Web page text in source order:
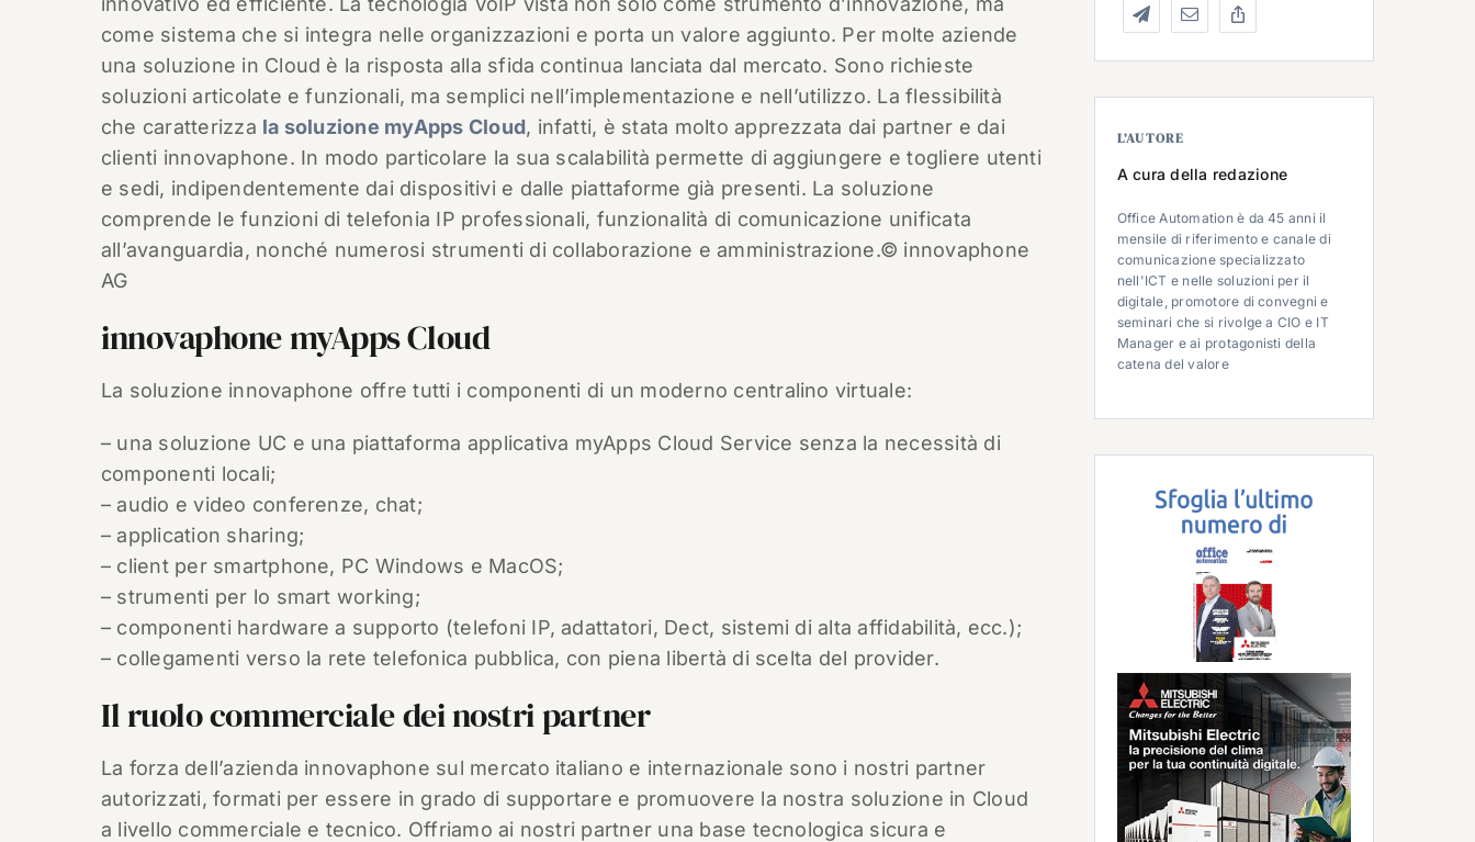
come sistema che si integra nelle organizzazioni e porta un valore aggiunto. Per molte aziende
una soluzione in Cloud è la risposta alla sfida continua lanciata dal mercato. Sono richieste
soluzioni articolate e funzionali, ma semplici nell’implementazione e nell’utilizzo. La flessibilità
che caratterizza la soluzione myApps Cloud, infatti, è stata molto apprezzata dai partner e dai
clienti innovaphone. In modo particolare la sua scalabilità permette di aggiungere e togliere utenti
e sedi, indipendentemente dai dispositivi e dalle piattaforme già presenti. La soluzione
comprende le funzioni di telefonia IP professionali, funzionalità di comunicazione unificata
all’avanguardia, nonché numerosi strumenti di collaborazione e amministrazione.© innovaphone
AG
innovaphone myApps Cloud
La soluzione innovaphone offre tutti i componenti di un moderno centralino virtuale:
– una soluzione UC e una piattaforma applicativa myApps Cloud Service senza la necessità di
componenti locali;
– audio e video conferenze, chat;
– application sharing;
– client per smartphone, PC Windows e MacOS;
– strumenti per lo smart working;
– componenti hardware a supporto (telefoni IP, adattatori, Dect, sistemi di alta affidabilità, ecc.);
– collegamenti verso la rete telefonica pubblica, con piena libertà di scelta del provider.
Il ruolo commerciale dei nostri partner
La forza dell’azienda innovaphone sul mercato italiano e internazionale sono i nostri partner
autorizzati, formati per essere in grado di supportare e promuovere la nostra soluzione in Cloud
a livello commerciale e tecnico. Offriamo ai nostri partner una base tecnologica sicura e
L’AUTORE
A cura della redazione
Office Automation è da 45 anni il
mensile di riferimento e canale di
comunicazione specializzato
nell'ICT e nelle soluzioni per il
digitale, promotore di convegni e
seminari che si rivolge a CIO e IT
Manager e ai protagonisti della
catena del valore